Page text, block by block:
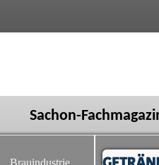
Sachon-
Brauindustrie